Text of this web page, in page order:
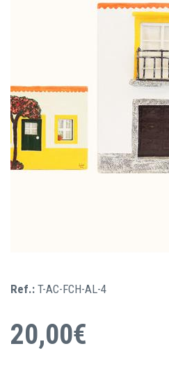
Ref.: T-AC-FCH-AL-4
20,00€